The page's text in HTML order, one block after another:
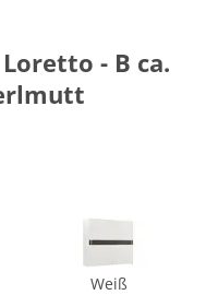
- B ca.
Weiß